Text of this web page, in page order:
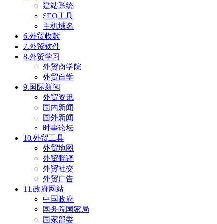
建站系统
SEO工具
主机域名
6.外贸收款
7.外贸软件
8.外贸学习
外贸商学院
外贸自学
9.国际新闻
外贸资讯
国内新闻
国外新闻
时事论坛
10.外贸工具
外贸地图
外贸翻译
外贸社交
外贸广告
11.政府网站
中国政府
国务院国家局
国家部委